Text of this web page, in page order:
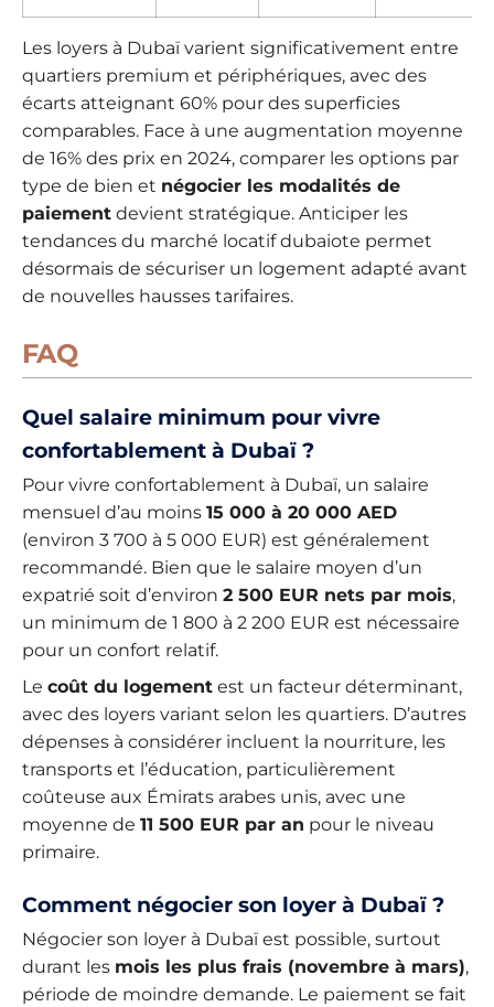
Les loyers à Dubaï varient significativement entre
quartiers premium et périphériques, avec des
écarts atteignant 60% pour des superficies
comparables. Face à une augmentation moyenne
de 16% des prix en 2024, comparer les options par
type de bien et négocier les modalités de
paiement devient stratégique. Anticiper les
tendances du marché locatif dubaiote permet
désormais de sécuriser un logement adapté avant
de nouvelles hausses tarifaires.
FAQ
Quel salaire minimum pour vivre
confortablement à Dubaï ?
Pour vivre confortablement à Dubaï, un salaire
mensuel d’au moins 15 000 à 20 000 AED
(environ 3 700 à 5 000 EUR) est généralement
recommandé. Bien que le salaire moyen d’un
expatrié soit d’environ 2 500 EUR nets par mois,
un minimum de 1 800 à 2 200 EUR est nécessaire
pour un confort relatif.
Le coût du logement est un facteur déterminant,
avec des loyers variant selon les quartiers. D’autres
dépenses à considérer incluent la nourriture, les
transports et l’éducation, particulièrement
coûteuse aux Émirats arabes unis, avec une
moyenne de 11 500 EUR par an pour le niveau
primaire.
Comment négocier son loyer à Dubaï ?
Négocier son loyer à Dubaï est possible, surtout
durant les mois les plus frais (novembre à mars),
période de moindre demande. Le paiement se fait